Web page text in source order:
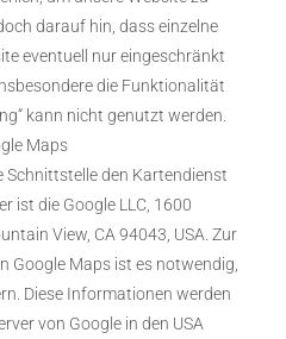
darauf hin, dass einzelne
eventuell nur eingeschränkt
die Funktionalität
kann nicht genutzt werden.
Maps
Schnittstelle den Kartendienst
ist die Google LLC, 1600
View, CA 94043, USA. Zur
Google Maps ist es notwendig,
Diese Informationen werden
von Google in den USA